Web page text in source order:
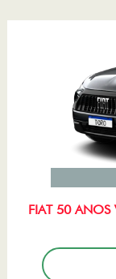
FIAT 50 ANOS